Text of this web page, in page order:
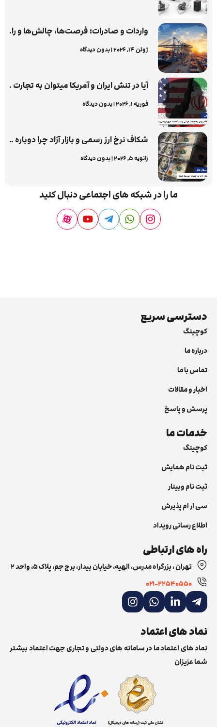
واردات و صادرات؛ فرصت‌ها، چالش‌ها و راهکارهای واقعی برای ورود به تجارت بین‌الملل
ژوئن 14, 2026 بدون دیدگاه
آیا در تنش ایران و آمریکا میتوان به تجارت جهانی رسید؟ نقشه عبور از بحران برای تاجر حرفه ای
فوریه 1, 2026 بدون دیدگاه
شکاف نرخ ارز رسمی و بازار آزاد چرا دوباره خبرساز شد؟
ژانویه 5, 2026 بدون دیدگاه
ما را در شبکه های اجتماعی دنبال کنید
دسترسی سریع
کوچینگ
درباره ما
تماس با ما
اخبار و مقالات
پرسش و پاسخ
خدمات ما
کوچینگ
ثبت نام همایش
ثبت نام وبینار
سی ار ام پذیرش
اطلاع رسانی رویداد
راه های ارتباطی
تهران ، بزرگراه مدرس، الهیه، خیابان بیدار، برج جم، پلاک ۵، واحد ۲
۰۲۱-22540550
نماد های اعتماد
نماد های اعتماد ما در سامانه های دولتی و تجاری جهت اعتماد بیشتر
شما عزیزان